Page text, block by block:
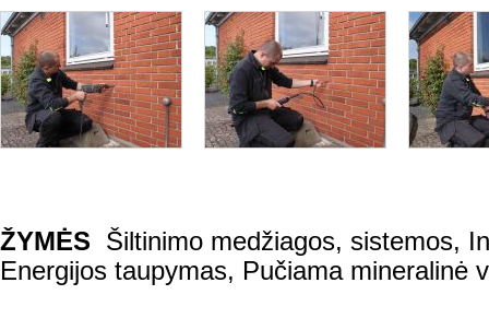
ŽYMĖS Šiltinimo medžiagos, sistemos,
Energijos taupymas, Pučiama mineralinė